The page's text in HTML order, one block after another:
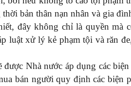
bản thân nạn nhân và gia
đây không chỉ là quyền mà
luật xử lý kẻ phạm tội và răn
Nhà nước áp dụng các
bán người quy định các biện